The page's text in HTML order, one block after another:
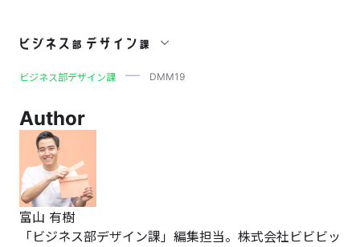
DMM19
ビジネス部デザイン課 DMM19
Author
富山 有樹
「ビジネス部デザイン課」編集担当。株式会社ビビビッ